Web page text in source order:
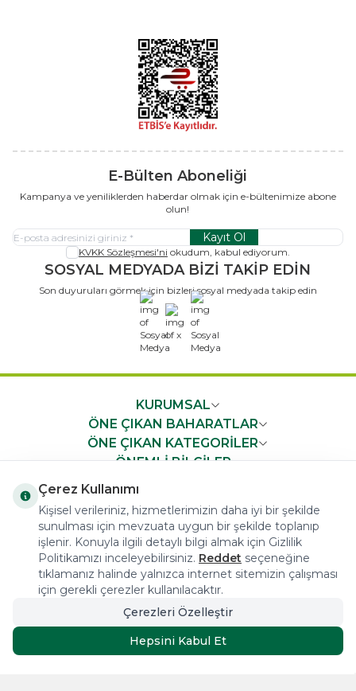
E-Bülten Aboneliği
Kampanya ve yeniliklerden haberdar olmak için e-bültenimize abone
olun!
Kayıt Ol
KVKK Sözleşmesi'ni okudum, kabul ediyorum.
SOSYAL MEDYADA BİZİ TAKİP EDİN
Son duyuruları görmek için bizleri sosyal medyada takip edin
x
KURUMSAL
ÖNE ÇIKAN BAHARATLAR
ÖNE ÇIKAN KATEGORİLER
ÖNEMLİ BİLGİLER
COPYRIGHT © 2023 arifoglu.com ALL RIGHTS RESERVED
Tasarım ve Reklam Danışmanlığı AJANSTEK
Çerez Kullanımı
Kişisel verileriniz, hizmetlerimizin daha iyi bir şekilde
sunulması için mevzuata uygun bir şekilde toplanıp
işlenir. Konuyla ilgili detaylı bilgi almak için Gizlilik
Politikamızı inceleyebilirsiniz. Reddet seçeneğine
tıklamanız halinde yalnızca internet sitemizin çalışması
için gerekli çerezler kullanılacaktır.
Çerezleri Özelleştir
Hepsini Kabul Et